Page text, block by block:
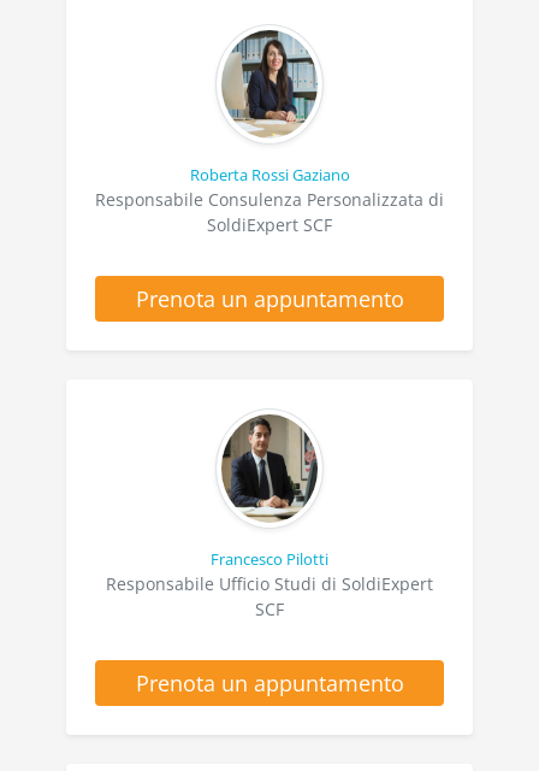
Roberta Rossi Gaziano
Responsabile Consulenza Personalizzata di
SoldiExpert SCF
Prenota un appuntamento
Francesco Pilotti
Responsabile Ufficio Studi di SoldiExpert
SCF
Prenota un appuntamento